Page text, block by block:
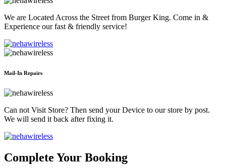
We are Located Across the Street from Burger King. Come in &
Experience our fast & friendly service!
Mail-In Repairs
Can not Visit Store? Then send your Device to our store by post.
We will send it back after fixing it.
Complete Your Booking